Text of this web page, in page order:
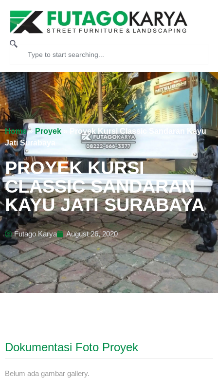
Home» Proyek
Proyek Kursi Classic Sandaran Kayu
Jati Surabaya
PROYEK KURSI
CLASSIC SANDARAN
KAYU JATI SURABAYA
Futago Karya August 26, 2020
Dokumentasi Foto Proyek
Belum ada gambar gallery.